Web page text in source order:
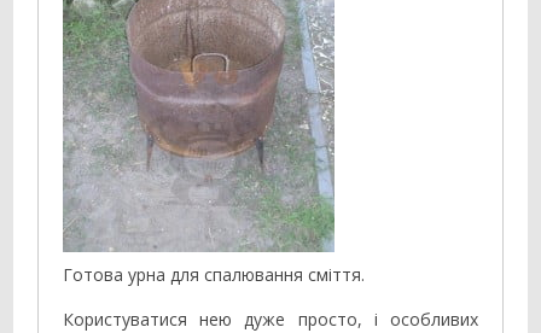
Готова урна для спалювання сміття.
Користуватися нею дуже просто, і особливих